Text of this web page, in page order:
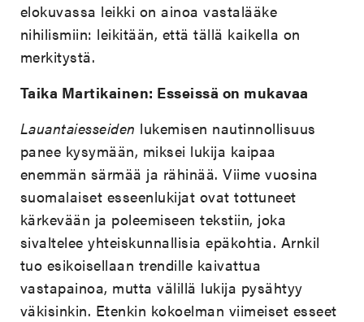
elokuvassa leikki on ainoa vastalääke
nihilismiin: leikitään, että tällä kaikella on
merkitystä.
Taika Martikainen: Esseissä on mukavaa
Lauantaiesseiden lukemisen nautinnollisuus
panee kysymään, miksei lukija kaipaa
enemmän särmää ja rähinää. Viime vuosina
suomalaiset esseenlukijat ovat tottuneet
kärkevään ja poleemiseen tekstiin, joka
sivaltelee yhteiskunnallisia epäkohtia. Arnkil
tuo esikoisellaan trendille kaivattua
vastapainoa, mutta välillä lukija pysähtyy
väkisinkin. Etenkin kokoelman viimeiset esseet